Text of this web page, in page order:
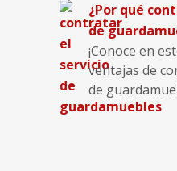
¿Por qué
de
¡Conoce en
ventajas de
de